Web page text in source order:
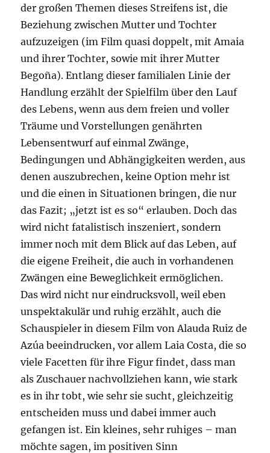
der großen Themen dieses Streifens ist, die
Beziehung zwischen Mutter und Tochter
aufzuzeigen (im Film quasi doppelt, mit Amaia
und ihrer Tochter, sowie mit ihrer Mutter
Begoña). Entlang dieser familialen Linie der
Handlung erzählt der Spielfilm über den Lauf
des Lebens, wenn aus dem freien und voller
Träume und Vorstellungen genährten
Lebensentwurf auf einmal Zwänge,
Bedingungen und Abhängigkeiten werden, aus
denen auszubrechen, keine Option mehr ist
und die einen in Situationen bringen, die nur
das Fazit; „jetzt ist es so“ erlauben. Doch das
wird nicht fatalistisch inszeniert, sondern
immer noch mit dem Blick auf das Leben, auf
die eigene Freiheit, die auch in vorhandenen
Zwängen eine Beweglichkeit ermöglichen.
Das wird nicht nur eindrucksvoll, weil eben
unspektakulär und ruhig erzählt, auch die
Schauspieler in diesem Film von Alauda Ruiz de
Azúa beeindrucken, vor allem Laia Costa, die so
viele Facetten für ihre Figur findet, dass man
als Zuschauer nachvollziehen kann, wie stark
es in ihr tobt, wie sehr sie sucht, gleichzeitig
entscheiden muss und dabei immer auch
gefangen ist. Ein kleines, sehr ruhiges – man
möchte sagen, im positiven Sinn